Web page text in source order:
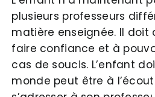
plusieurs professeurs
matière enseignée. Il doit
faire confiance et à
cas de soucis. L’enfant
monde peut être à